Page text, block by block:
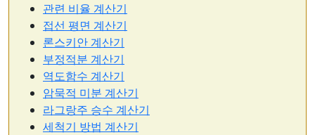
관련 비율 계산기
접선 평면 계산기
론스키안 계산기
부정적분 계산기
역도함수 계산기
암묵적 미분 계산기
라그랑주 승수 계산기
세척기 방법 계산기